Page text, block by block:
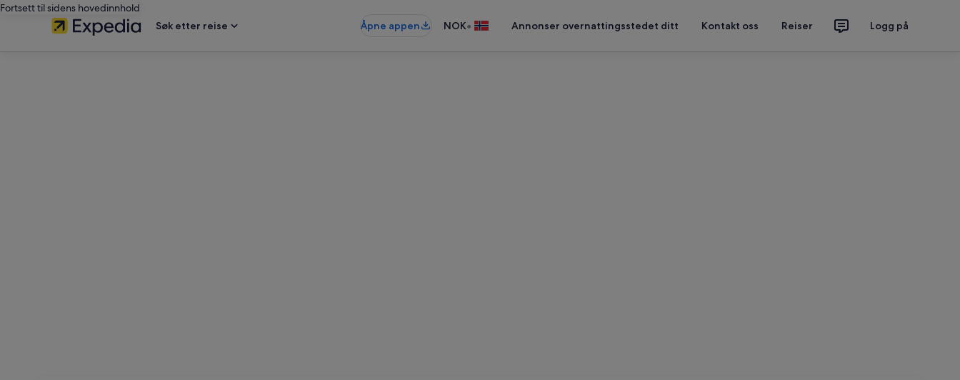
Fortsett til sidens hovedinnhold
Søk etter reise
Åpne appen NOK• Annonser overnattingsstedet ditt Kontakt oss Reiser Logg på